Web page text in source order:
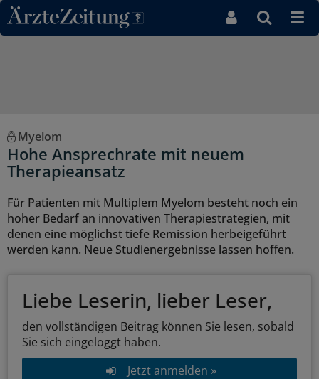
Direkt zum Inhaltsbereich
Myelom
Hohe Ansprechrate mit neuem
Therapieansatz
Für Patienten mit Multiplem Myelom besteht noch ein
hoher Bedarf an innovativen Therapiestrategien, mit
denen eine möglichst tiefe Remission herbeigeführt
werden kann. Neue Studienergebnisse lassen hoffen.
Liebe Leserin, lieber Leser,
den vollständigen Beitrag können Sie lesen, sobald
Sie sich eingeloggt haben.
Jetzt anmelden »